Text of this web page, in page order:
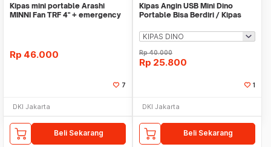
Kipas mini portable Arashi
MINNI Fan TRF 4" + emergency
Rp 46.000
7
DKI Jakarta
Beli Sekarang
Kipas Angin USB Mini Dino
Portable Bisa Berdiri / Kipas
Rp40.000
Rp 25.800
1
DKI Jakarta
Beli Sekarang